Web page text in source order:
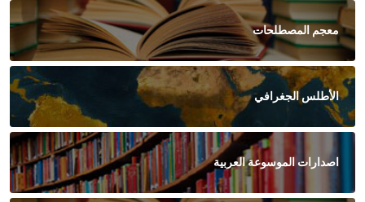
معجم المصطلحات
الأطلس الجغرافي
اصدارات الموسوعة العربية